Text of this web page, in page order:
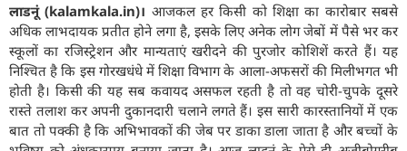
लाडनूं (kalamkala.in)। आजकल हर किसी को शिक्षा का कारोबार सबसे
अधिक लाभदायक प्रतीत होने लगा है, इसके लिए अनेक लोग जेबों में पैसे भर कर
स्कूलों का रजिस्ट्रेशन और मान्यताएं खरीदने की पुरजोर कोशिशें करते हैं। यह
निश्चित है कि इस गोरखधंधे में शिक्षा विभाग के आला-अफसरों की मिलीभगत भी
होती है। किसी की यह सब कवायद असफल रहती है तो वह चोरी-चुपके दूसरे
रास्ते तलाश कर अपनी दुकानदारी चलाने लगते हैं। इस सारी कारस्तानियों में एक
बात तो पक्की है कि अभिभावकों की जेब पर डाका डाला जाता है और बच्चों के